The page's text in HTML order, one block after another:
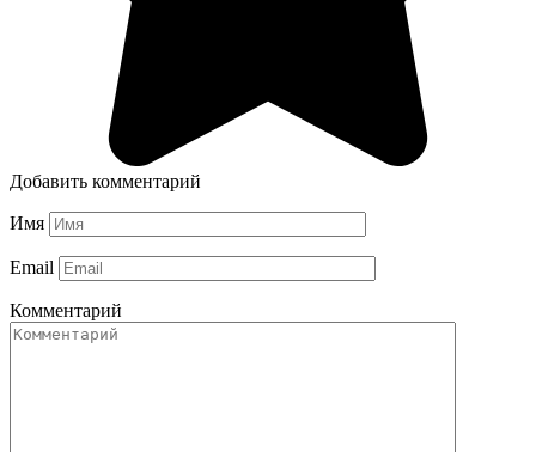
Добавить комментарий
Имя
Email
Комментарий